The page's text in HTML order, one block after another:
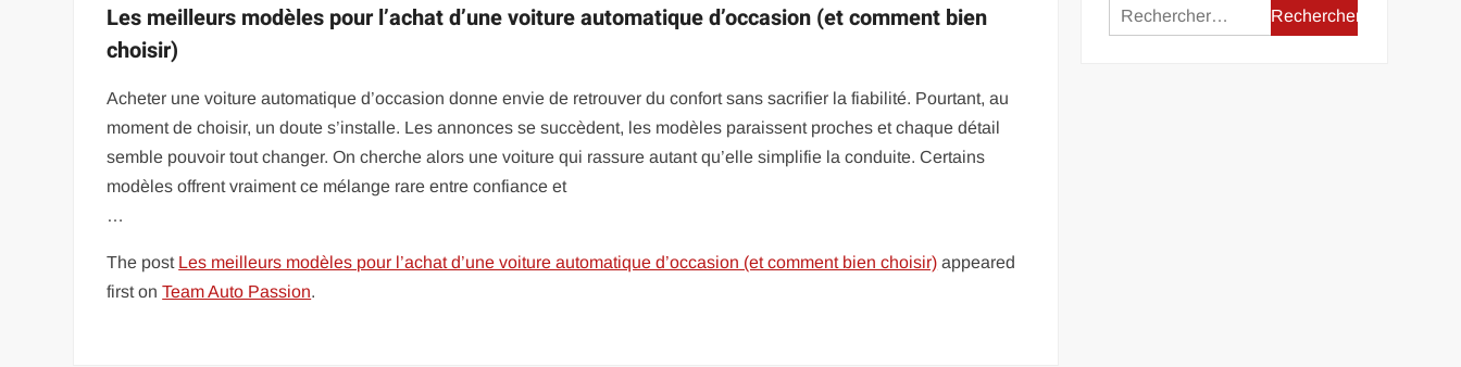
Les meilleurs modèles pour l’achat d’une voiture automatique d’occasion (et comment bien
choisir)
Acheter une voiture automatique d’occasion donne envie de retrouver du confort sans sacrifier la fiabilité. Pourtant, au
moment de choisir, un doute s’installe. Les annonces se succèdent, les modèles paraissent proches et chaque détail
semble pouvoir tout changer. On cherche alors une voiture qui rassure autant qu’elle simplifie la conduite. Certains
modèles offrent vraiment ce mélange rare entre confiance et
…
The post Les meilleurs modèles pour l’achat d’une voiture automatique d’occasion (et comment bien choisir) appeared
first onTeam Auto Passion.
Rechercher :